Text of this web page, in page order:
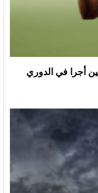
الكشف عن أعلى 5 لاعبين أجرا في الدوري